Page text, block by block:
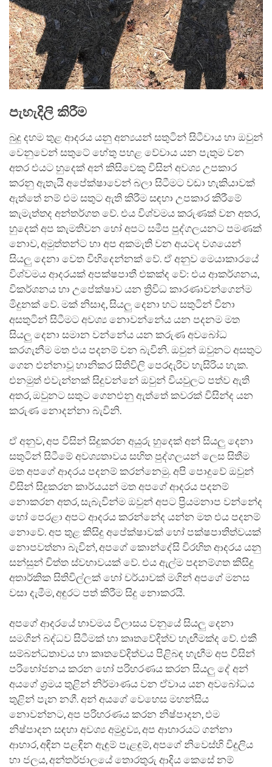
පැහැදිලි කිරීම
බුදු දහම තුළ ආදරය යනු අන්‍යයන් සතුටින් සිටීවාය හා ඔවුන්
වෙනුවෙන් සතුටේ හේතු පහළ වේවාය යන පැතුම වන
අතර එයට හුදෙක් අන් කිසිවෙකු විසින් අවශ්‍ය උපකාර
කරනු ඇතැයි අපේක්ෂාවෙන් බලා සිටීමට වඩා හැකියාවක්
ඇත්තේ නම් එම සතුට ඇති කිරීම සඳහා උපකාර කිරීමේ
කැමැත්තද අන්තර්ගත වේ. එය විශ්වමය කරුණක් වන අතර,
හුදෙක් අප කැමතිවන හෝ අපට සමීප පුද්ගලයනට පමණක්
නොව, අමුත්තන්ට හා අප අකමැති වන අයටද වශයෙන්
සියලු දෙනා වෙත විහිදෙන්නක් වේ. ඒ අනුව මෙයාකාරයේ
විශ්වමය ආදරයක් අපක්ෂපාතී එකක්ද වේ: එය ආකර්ශනය,
විකර්ශනය හා උපේක්ෂාව යන ත්‍රිවිධ කාරණාවන්ගෙන්ම
මිදුනක් වේ. මක් නිසාද, සියලු දෙනා හට සතුටින් විනා
අසතුටින් සිටීමට අවශ්‍ය නොවන්නේය යන පදනම මත
සියලු දෙනා සමාන වන්නේය යන කරුණ අවබෝධ
කරගැනීම මත එය පදනම් වන බැවිනි. ඔවුන් ඔවුනට අසතුට
ගෙන එන්නාවූ හානිකර සිතිවිලි පෙරදැරිව හැසිරිය හැක.
එනමුත් එවැන්නක් සිදුවන්නේ ඔවුන් වියවුලට පත්ව ඇති
අතර, ඔවුනට සතුට ගෙනඑනු ඇත්තේ කවරක් විසින්ද යන
කරුණ නොදන්නා බැවිනි.
ඒ අනුව, අප විසින් සිදුකරන අයුරු හුදෙක් අන් සියලු දෙනා
සතුටින් සිටීමේ අවශ්‍යතාවය සහිත පුද්ගලයන් ලෙස සිතීම
මත අපගේ ආදරය පදනම් කරන්නෙමු. අපි පොදුවේ ඔවුන්
විසින් සිදුකරන කාර්යයන් මත අපගේ ආදරය පදනම්
නොකරන අතර, සැබැවින්ම ඔවුන් අපට ප්‍රියමනාප වන්නේද
හෝ පෙරළා අපට ආදරය කරන්නේද යන්න මත එය පදනම්
නොවේ. අප තුළ කිසිදු අපේක්ෂාවක් හෝ පක්ෂපාතිත්වයක්
නොපවත්නා බැවින්, අපගේ කොන්දේසි විරහිත ආදරය යනු
සන්සුන් චිත්ත ස්වභාවයක් වේ. එය ඇල්ම පදනම්ගත කිසිදු
අතාර්කික සිතිවිල්ලක් හෝ චර්යාවක් මගින් අපගේ මනස
වසා දැමීම, අඳුරට පත් කිරීම සිදු නොකරයි.
අපගේ ආදරයේ භාවමය විලාසය වනුයේ සියලු දෙනා
සමගින් බද්ධව සිටීමක් හා කෘතවේදිත්ව හැඟීමක්ද වේ. එකී
සම්බන්ධතාවය හා කෘතවේදිත්වය පිළිබඳ හැඟීම අප විසින්
පරිභෝජනය කරන හෝ පරිහරණය කරන සියලු දේ අන්
අයගේ ශ්‍රමය තුළින් නිර්මාණය වන ඒවාය යන අවබෝධය
තුළින් පැන නගී. අන් අයගේ වෙහෙස මහන්සිය
නොවන්නට, අප පරිහරණය කරන නිෂ්පාදන, එම
නිෂ්පාදන සඳහා අවශ්‍ය අමුද්‍රව්‍ය, අප ආහාරයට ගන්නා
ආහාර, අඳින පළඳින ඇඳුම් පැළඳුම්, අපගේ නිවෙස්හි විදුලිය
හා ජලය, අන්තර්ජාලයේ තොරතුරු ආදිය කෙසේ නම්